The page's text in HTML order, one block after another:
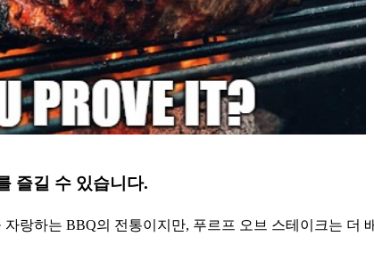
즐길 수 있습니다.
랑하는 BBQ의 전통이지만, 푸르프 오브 스테이크는 더